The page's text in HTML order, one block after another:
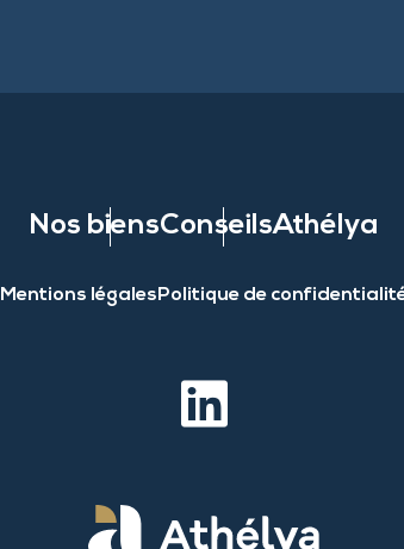
Nos biensConseilsAthélya
Mentions légalesPolitique de